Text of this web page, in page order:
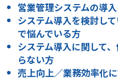
営業管理システムの導
システム導入を検討し
で悩んでいる方
システム導入に関して
らない方
売上向上／業務効率化